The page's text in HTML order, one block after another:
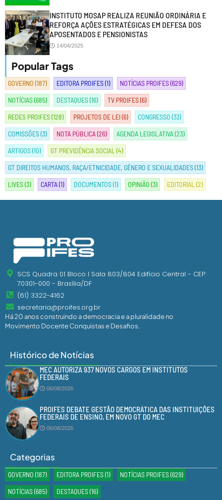
INSTITUTO MOSAP REALIZA REUNIÃO ORDINÁRIA E
REFORÇA AÇÕES ESTRATÉGICAS EM DEFESA DOS
APOSENTADOS E PENSIONISTAS
14/04/2025
Popular Tags
GOVERNO (187) EDITORA PROIFES(1) NOTÍCIAS PROIFES(629)
NOTÍCIAS(685) DESTAQUES(16) TV PROIFES(6)
REDES PROIFES(128) PROJETOS DE LEI(6) CONGRESSO (33)
COMISSÕES(3) NOTA PÚBLICA(26) AGENDA LEGISLATIVA(23)
ARTIGOS(10) GT PREVIDÊNCIA SOCIAL (4)
GT DIREITOS HUMANOS, RAÇA/ETNICIDADE, GÊNERO E SEXUALIDADES(13)
LIVES(3) CARTA(1) DOCUMENTOS(1) OPINIÃO (3) EDITORIAL (2)
SCS Quadra 01 Bloco I Sala 803/804 Edifício Central - CEP:
70301-000 - Brasília/DF
(61) 3322-4162
secretaria@proifes.org.br
Há 20 anos construindo a democracia e a pluralidade no
Movimento Docente Conquistas e Desafios.
Histórico de Notícias
MEC AUTORIZA 937 NOVOS CARGOS EM INSTITUTOS
FEDERAIS
06/08/2026
PROIFES DEBATE GESTÃO DEMOCRÁTICA DAS INSTITUIÇÕES
FEDERAIS DE ENSINO, EM NOVO GT DO MEC
06/08/2026
Categorias
GOVERNO (187) EDITORA PROIFES(1) NOTÍCIAS PROIFES(629)
NOTÍCIAS(685) DESTAQUES(16)